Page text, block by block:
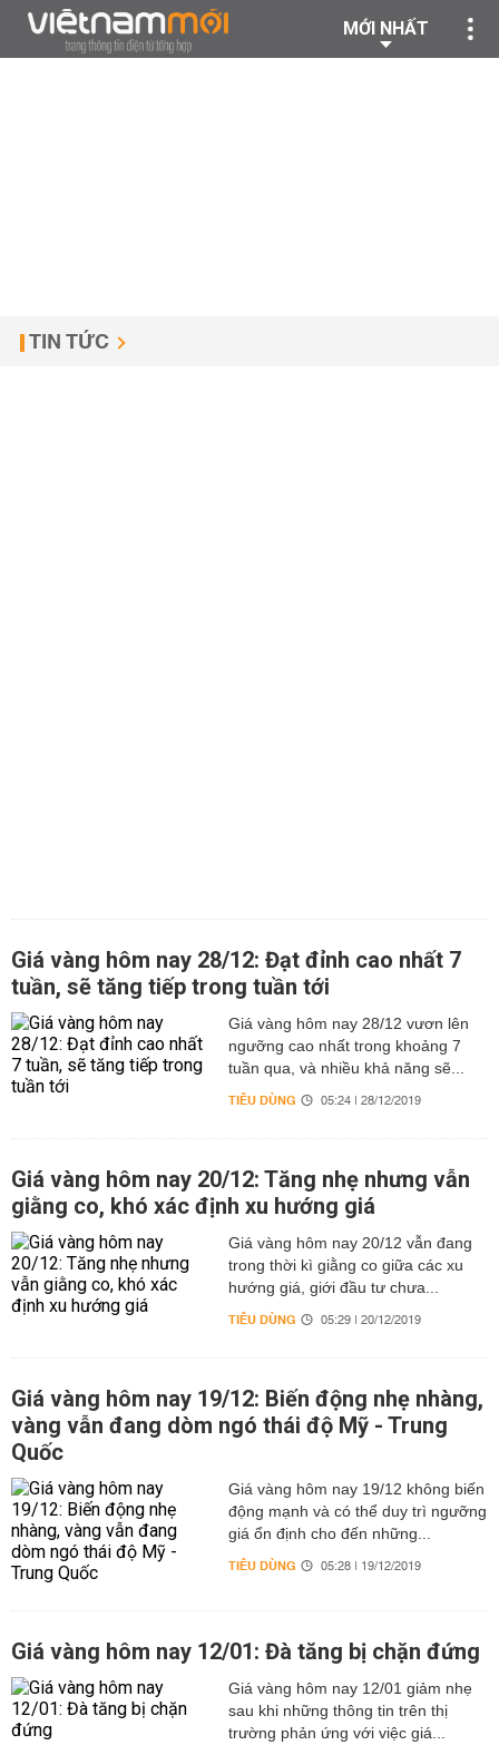
MỚI NHẤT
TIN TỨC
Giá vàng hôm nay 28/12: Đạt đỉnh cao nhất 7
tuần, sẽ tăng tiếp trong tuần tới
Giá vàng hôm nay 28/12 vươn lên
ngưỡng cao nhất trong khoảng 7
tuần qua, và nhiều khả năng sẽ...
TIÊU DÙNG 05:24 | 28/12/2019
Giá vàng hôm nay 20/12: Tăng nhẹ nhưng vẫn
giằng co, khó xác định xu hướng giá
Giá vàng hôm nay 20/12 vẫn đang
trong thời kì giằng co giữa các xu
hướng giá, giới đầu tư chưa...
TIÊU DÙNG 05:29 | 20/12/2019
Giá vàng hôm nay 19/12: Biến động nhẹ nhàng,
vàng vẫn đang dòm ngó thái độ Mỹ - Trung
Quốc
Giá vàng hôm nay 19/12 không biến
động mạnh và có thể duy trì ngưỡng
giá ổn định cho đến những...
TIÊU DÙNG 05:28 | 19/12/2019
Giá vàng hôm nay 12/01: Đà tăng bị chặn đứng
Giá vàng hôm nay 12/01 giảm nhẹ
sau khi những thông tin trên thị
trường phản ứng với việc giá...